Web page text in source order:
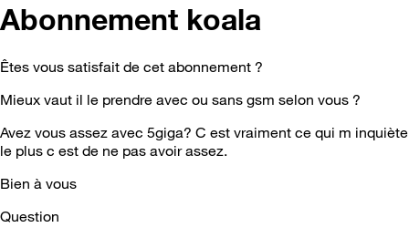
Abonnement koala
Êtes vous satisfait de cet abonnement ?
Mieux vaut il le prendre avec ou sans gsm selon vous ?
Avez vous assez avec 5giga? C est vraiment ce qui m inquiète
le plus c est de ne pas avoir assez.
Bien à vous
Question